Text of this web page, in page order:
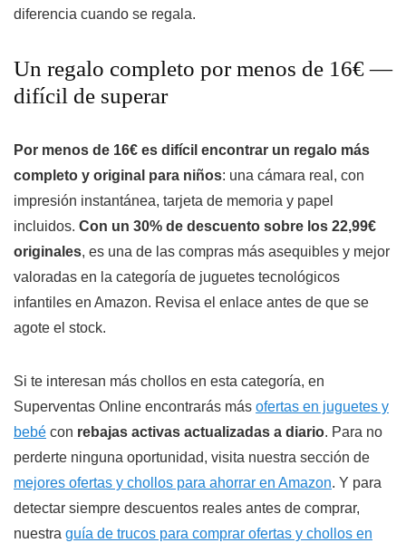
diferencia cuando se regala.
Un regalo completo por menos de 16€ —
difícil de superar
Por menos de 16€ es difícil encontrar un regalo más
completo y original para niños: una cámara real, con
impresión instantánea, tarjeta de memoria y papel
incluidos. Con un 30% de descuento sobre los 22,99€
originales, es una de las compras más asequibles y mejor
valoradas en la categoría de juguetes tecnológicos
infantiles en Amazon. Revisa el enlace antes de que se
agote el stock.
Si te interesan más chollos en esta categoría, en
Superventas Online encontrarás más ofertas en juguetes y
bebé con rebajas activas actualizadas a diario. Para no
perderte ninguna oportunidad, visita nuestra sección de
mejores ofertas y chollos para ahorrar en Amazon. Y para
detectar siempre descuentos reales antes de comprar,
nuestra guía de trucos para comprar ofertas y chollos en